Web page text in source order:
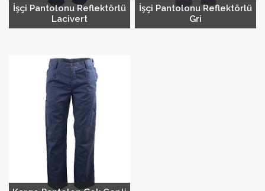
İşçi Pantolonu Reflektörlü
Lacivert
İşçi Pantolonu Reflektörlü
Gri